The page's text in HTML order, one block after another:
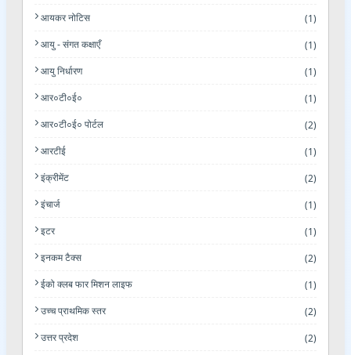
आयकर नोटिस
(1)
आयु - संगत कक्षाएँ
(1)
आयु निर्धारण
(1)
आर०टी०ई०
(1)
आर०टी०ई० पोर्टल
(2)
आरटीई
(1)
इंक्रीमेंट
(2)
इंचार्ज
(1)
इटर
(1)
इनकम टैक्स
(2)
ईको क्लब फार मिशन लाइफ
(1)
उच्च प्राथमिक स्तर
(2)
उत्तर प्रदेश
(2)